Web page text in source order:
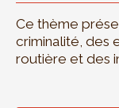
Ce thème
criminalité, des
routière et des